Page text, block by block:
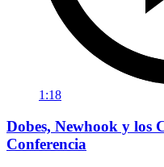
1:18
Dobes, Newhook y los
Conferencia